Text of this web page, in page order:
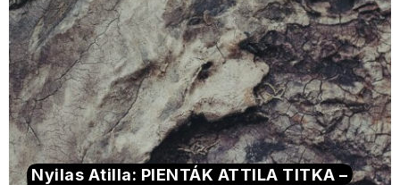
Nyilas Atilla: PIENTÁK ATTILA TITKA –